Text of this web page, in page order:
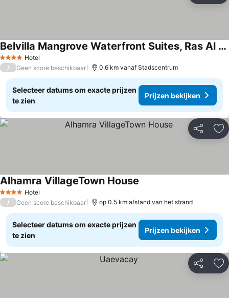
4 SterrenHotel
Belvilla Mangrove Waterfront Suites, Ras Al Khaima
/ Geen score beschikbaar 0.6 km vanaf Stadscentrum
Selecteer datums om exacte prijzen
te zien
Prijzen bekijken
Delen
4 SterrenHotel
Alhamra VillageTown House
/ Geen score beschikbaar op 0.5 km afstand van het strand
Selecteer datums om exacte prijzen
te zien
Prijzen bekijken
Delen